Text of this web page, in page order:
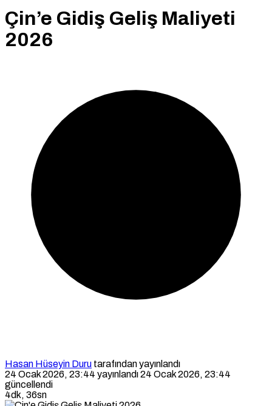
Çin’e Gidiş Geliş Maliyeti
2026
Hasan Hüseyin Duru tarafından yayınlandı
24 Ocak 2026, 23:44 yayınlandı24 Ocak 2026, 23:44
güncellendi
4dk, 36sn